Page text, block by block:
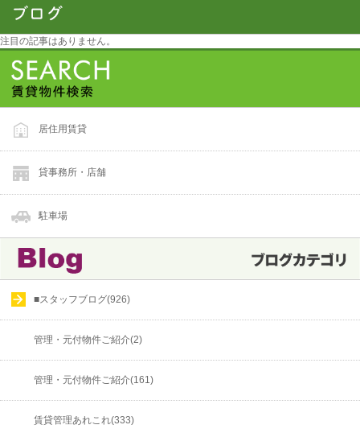
注目の記事はありません。
居住用賃貸
貸事務所・店舗
駐車場
■スタッフブログ(926)
管理・元付物件ご紹介(2)
管理・元付物件ご紹介(161)
賃貸管理あれこれ(333)